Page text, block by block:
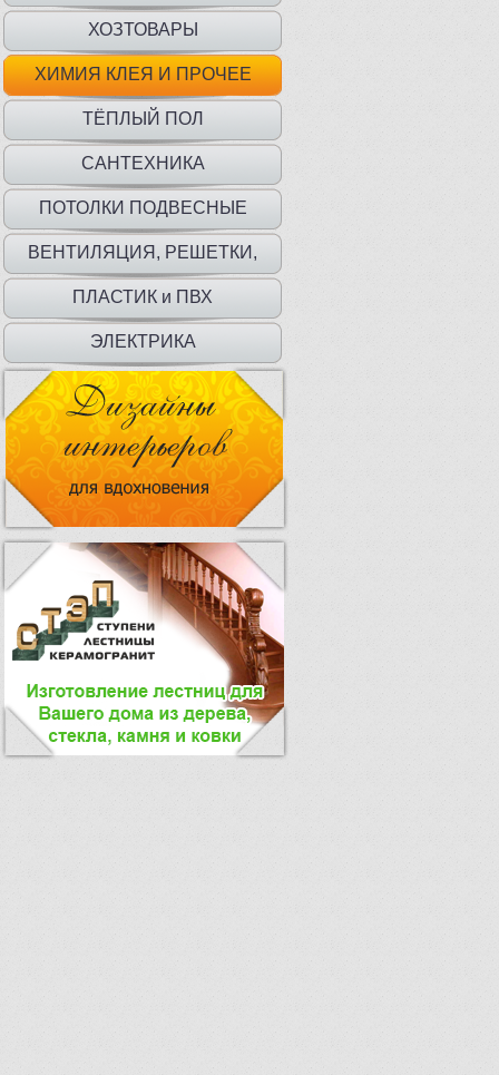
ХОЗТОВАРЫ
ХИМИЯ КЛЕЯ И ПРОЧЕЕ
ТЁПЛЫЙ ПОЛ
САНТЕХНИКА
ПОТОЛКИ ПОДВЕСНЫЕ
ВЕНТИЛЯЦИЯ, РЕШЕТКИ,
ДВЕРЦЫ
ПЛАСТИК и ПВХ
ЭЛЕКТРИКА